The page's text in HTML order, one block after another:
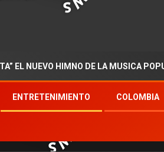
HIMNO DE LA MUSICA POPULAR
ENTRETENIMIENTO COLOMBIA